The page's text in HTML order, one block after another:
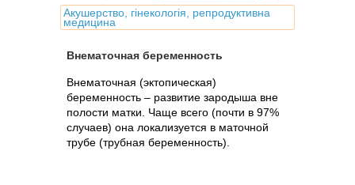
Акушерство, гінекологія, репродуктивна
медицина
Внематочная беременность
Внематочная (эктопическая)
беременность – развитие зародыша вне
полости матки. Чаще всего (почти в 97%
случаев) она локализуется в маточной
трубе (трубная беременность).